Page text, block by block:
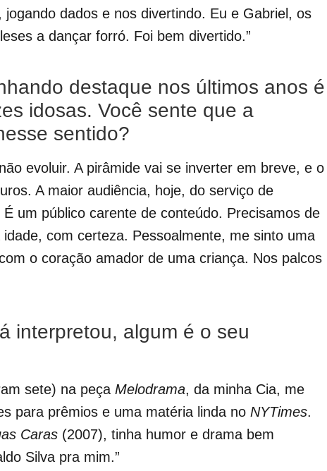
dados e nos divertindo. Eu e Gabriel, os
a dançar forró. Foi bem divertido.”
destaque nos últimos anos é
idosas. Você sente que a
sentido?
evoluir. A pirâmide vai se inverter em breve, e o
A maior audiência, hoje, do serviço de
um público carente de conteúdo. Precisamos de
com certeza. Pessoalmente, me sinto uma
o coração amador de uma criança. Nos palcos
interpretou, algum é o seu
sete) na peça Melodrama, da minha Cia, me
para prêmios e uma matéria linda no NYTimes.
Caras (2007), tinha humor e drama bem
Silva pra mim.”